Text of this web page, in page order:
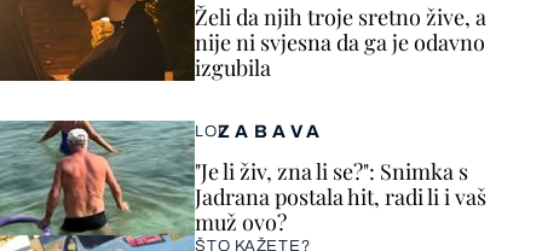
ZABAVA
LOL
"Je li živ, zna li se?": Snimka s
Jadrana postala hit, radi li i vaš
muž ovo?
ŠTO KAŽETE?
Želi da njih troje sretno žive, a
nije ni svjesna da ga je odavno
izgubila